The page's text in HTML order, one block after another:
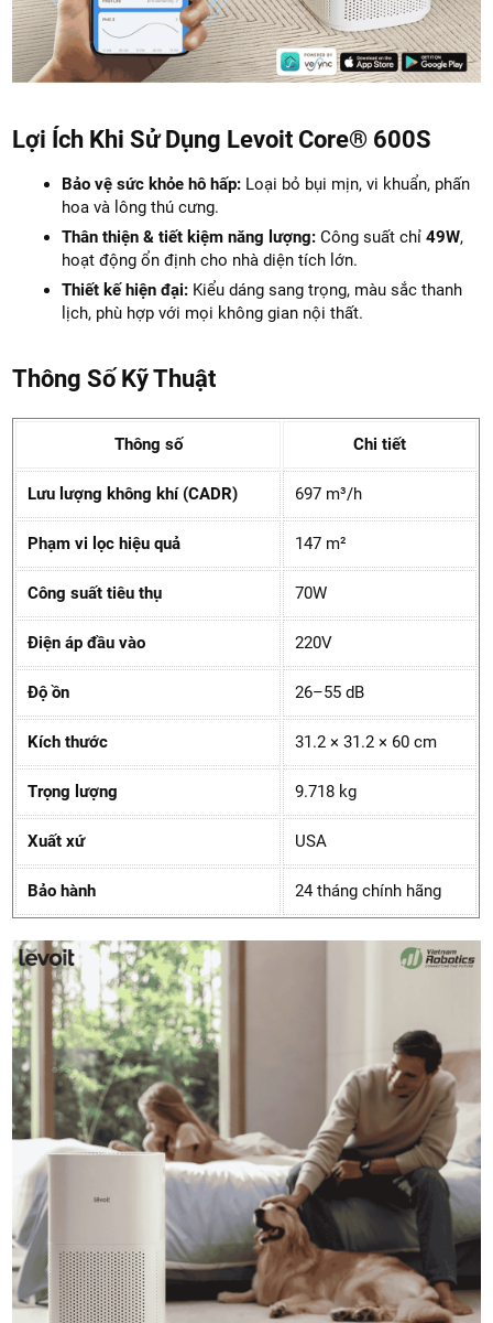
Lợi Ích Khi Sử Dụng Levoit Core® 600S
Bảo vệ sức khỏe hô hấp: Loại bỏ bụi mịn, vi khuẩn, phấn
hoa và lông thú cưng.
Thân thiện & tiết kiệm năng lượng: Công suất chỉ49W,
hoạt động ổn định cho nhà diện tích lớn.
Thiết kế hiện đại: Kiểu dáng sang trọng, màu sắc thanh
lịch, phù hợp với mọi không gian nội thất.
Thông Số Kỹ Thuật
Thông số Chi tiết
Lưu lượng không khí (CADR) 697 m³/h
Phạm vi lọc hiệu quả 147 m²
Công suất tiêu thụ 70W
Điện áp đầu vào 220V
Độ ồn 26–55 dB
Kích thước 31.2 × 31.2 × 60 cm
Trọng lượng 9.718 kg
Xuất xứ USA
Bảo hành 24 tháng chính hãng